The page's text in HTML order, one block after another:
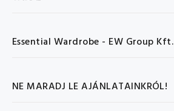
NE MARADJ LE AJÁNLATAINKRÓL!
Essential Wardrobe - EW Group Kft.